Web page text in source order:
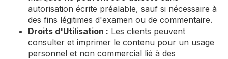
autorisation écrite préalable, sauf si nécessaire à
des fins légitimes d'examen ou de commentaire.
Droits d'Utilisation : Les clients peuvent
consulter et imprimer le contenu pour un usage
personnel et non commercial lié à des